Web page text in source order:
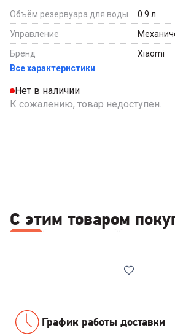
Объём резервуара для воды
0.9 л
Управление
Бренд
Xiaomi
Все характеристики
Нет в наличии
К сожалению, товар недоступен.
С этим товаром
График работы доставки